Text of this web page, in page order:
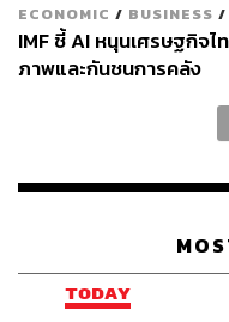
ECONOMIC / BUSINESS /
IMF ชี้ AI หนุนเศรษฐกิจ
ภาพและกันชนการคลัง
TODAY